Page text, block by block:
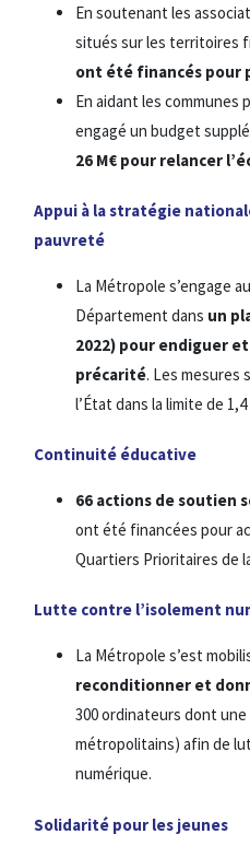
En soutenant les
situés sur les territoires
ont été financés pour
En aidant les communes
engagé un budget
26 M€ pour relancer
Appui à la stratégie
pauvreté
La Métropole s’engage
Département dans un
2022) pour endiguer
précarité. Les mesures
l’État dans la limite de 1,4
Continuité éducative
66 actions de soutien
ont été financées pour
Quartiers Prioritaires de
Lutte contre l’isolement
La Métropole s’est
reconditionner et
300 ordinateurs dont
métropolitains) afin de
numérique.
Solidarité pour les jeunes